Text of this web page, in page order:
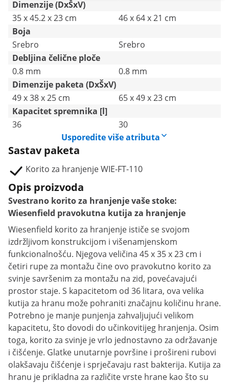
Dimenzije (DxŠxV)
35 x 45.2 x 23 cm
46 x 64 x 21 cm
Boja
Srebro
Srebro
Debljina čelične ploče
0.8 mm
0.8 mm
Dimenzije paketa (DxŠxV)
49 x 38 x 25 cm
65 x 49 x 23 cm
Kapacitet spremnika [l]
36
30
Usporedite više atributa
Sastav paketa
Korito za hranjenje WIE-FT-110
Opis proizvoda
Svestrano korito za hranjenje vaše stoke:
Wiesenfield pravokutna kutija za hranjenje
Wiesenfield korito za hranjenje ističe se svojom
izdržljivom konstrukcijom i višenamjenskom
funkcionalnošću. Njegova veličina 45 x 35 x 23 cm i
četiri rupe za montažu čine ovo pravokutno korito za
svinje savršenim za montažu na zid, povećavajući
prostor staje. S kapacitetom od 36 litara, ova velika
kutija za hranu može pohraniti značajnu količinu hrane.
Potrebno je manje punjenja zahvaljujući velikom
kapacitetu, što dovodi do učinkovitijeg hranjenja. Osim
toga, korito za svinje je vrlo jednostavno za održavanje
i čišćenje. Glatke unutarnje površine i prošireni rubovi
olakšavaju čišćenje i sprječavaju rast bakterija. Kutija za
hranu je prikladna za različite vrste hrane kao što su